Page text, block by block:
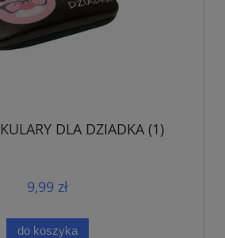
DLA DZIADKA (1)
9,99 zł
do koszyka